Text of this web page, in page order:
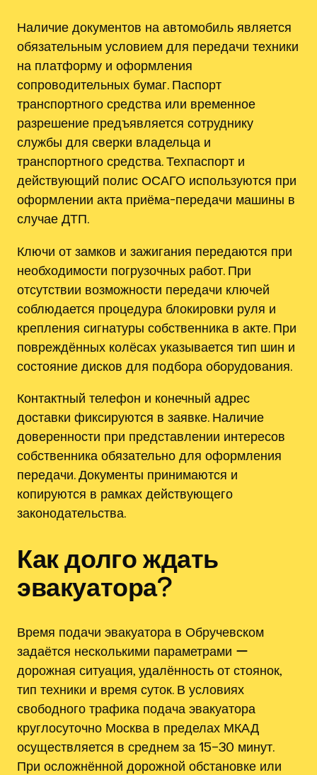
Наличие документов на автомобиль является
обязательным условием для передачи техники
на платформу и оформления
сопроводительных бумаг. Паспорт
транспортного средства или временное
разрешение предъявляется сотруднику
службы для сверки владельца и
транспортного средства. Техпаспорт и
действующий полис ОСАГО используются при
оформлении акта приёма-передачи машины в
случае ДТП.
Ключи от замков и зажигания передаются при
необходимости погрузочных работ. При
отсутствии возможности передачи ключей
соблюдается процедура блокировки руля и
крепления сигнатуры собственника в акте. При
повреждённых колёсах указывается тип шин и
состояние дисков для подбора оборудования.
Контактный телефон и конечный адрес
доставки фиксируются в заявке. Наличие
доверенности при представлении интересов
собственника обязательно для оформления
передачи. Документы принимаются и
копируются в рамках действующего
законодательства.
Как долго ждать
эвакуатора?
Время подачи эвакуатора в Обручевском
задаётся несколькими параметрами ー
дорожная ситуация, удалённость от стоянок,
тип техники и время суток. В условиях
свободного трафика подача эвакуатора
круглосуточно Москва в пределах МКАД
осуществляется в среднем за 15–30 минут.
При осложнённой дорожной обстановке или